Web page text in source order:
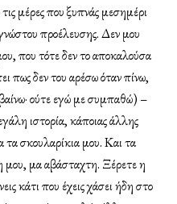
μέρες που ξυπνάς μεσημέρι
προέλευσης. Δεν μου
που τότε δεν το αποκαλούσα
πως δεν του αρέσω όταν πίνω,
ούτε εγώ με συμπαθώ) –
ιστορία, κάποιας άλλης
σκουλαρίκια μου. Και τα
μου, μα αβάσταχτη. Ξέρετε η
κάτι που έχεις χάσει ήδη στο